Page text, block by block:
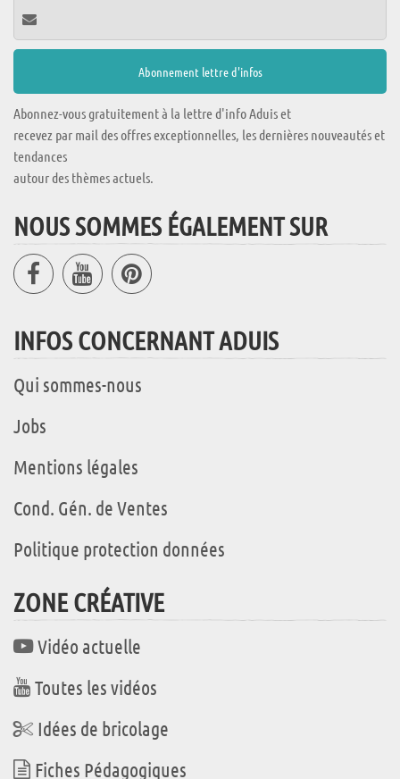
Abonnez-vous gratuitement à la lettre d'info Aduis et
recevez par mail des offres exceptionnelles, les dernières nouveautés et
tendances
autour des thèmes actuels.
NOUS SOMMES ÉGALEMENT SUR
INFOS CONCERNANT ADUIS
Qui sommes-nous
Jobs
Mentions légales
Cond. Gén. de Ventes
Politique protection données
ZONE CRÉATIVE
Vidéo actuelle
Toutes les vidéos
Idées de bricolage
Fiches Pédagogiques